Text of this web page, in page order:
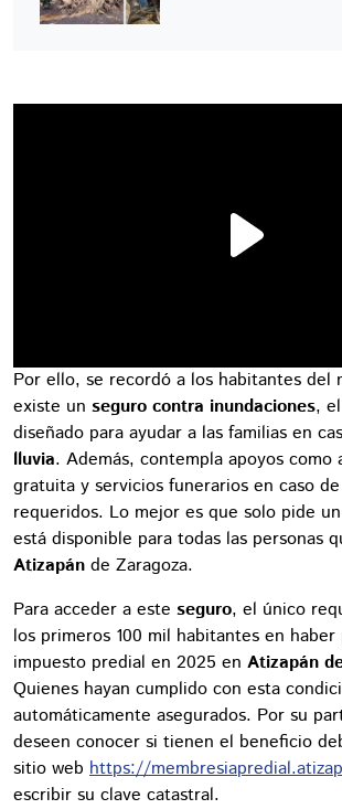
Por ello, se recordó a los habitantes del
existe un seguro contra inundaciones,
diseñado para ayudar a las familias en
lluvia. Además, contempla apoyos como
gratuita y servicios funerarios en caso
requeridos. Lo mejor es que solo pide
está disponible para todas las personas
Atizapán de Zaragoza.
Para acceder a este seguro, el único
los primeros 100 mil habitantes en haber
impuesto predial en 2025 en Atizapán
Quienes hayan cumplido con esta
automáticamente asegurados. Por su
deseen conocer si tienen el beneficio
sitio web https://
escribir su clave catastral.